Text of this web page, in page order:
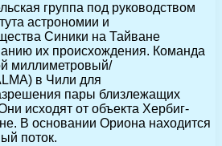
группа под руководством
астрономии и
Синики на Тайване
их происхождения. Команда
миллиметровый/
в Чили для
пары близлежащих
исходят от объекта Хербиг-
В основании Ориона находится
поток.